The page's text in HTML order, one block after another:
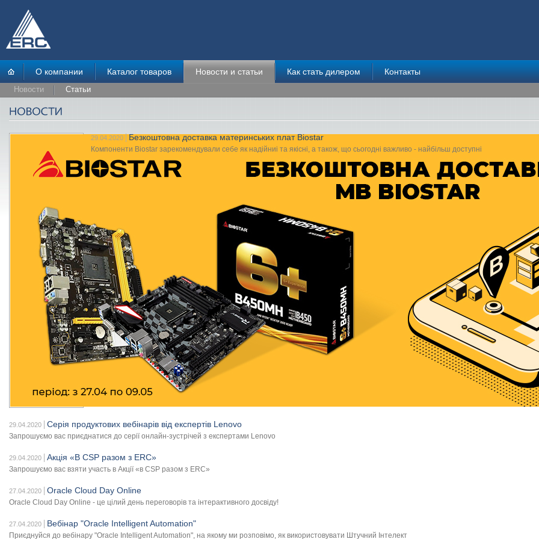
О компании Каталог товаров Новости и статьи Как стать дилером Контакты
Новости Статьи
29.04.2020 Безкоштовна доставка материнських плат Biostar
Компоненти Biostar зарекомендували себе як надійниі та якісні, а також, що сьогодні важливо - найбільш доступні
29.04.2020 Серія продуктових вебінарів від експертів Lenovo
Запрошуємо вас приєднатися до серії онлайн-зустрічей з експертами Lenovo
29.04.2020 Акція «В CSP разом з ERC»
Запрошуємо вас взяти участь в Акції «в CSP разом з ERC»
27.04.2020 Oracle Cloud Day Online
Oracle Cloud Day Online - це цілий день переговорів та інтерактивного досвіду!
27.04.2020 Вебінар "Oracle Intelligent Automation"
Приєднуйся до вебінару "Oracle Intelligent Automation", на якому ми розповімо, як використовувати Штучний Інтелект